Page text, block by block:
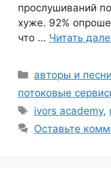
прослушиваний
хуже. 92%
что … Читать
Рубрики
авторы и песни
потоковые
Метки
ivors academy,
Оставьте